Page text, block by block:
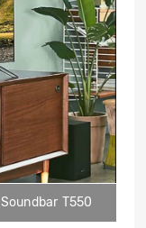
T550